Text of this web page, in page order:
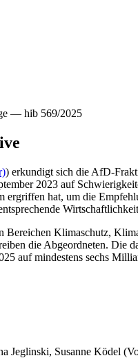
— hib 569/2025
) erkundigt sich die AfD-
2023 auf
hat, um die
Klimaschutz,
die Abgeordneten. Die
auf mindestens sechs
Jeglinski, Susanne Ködel